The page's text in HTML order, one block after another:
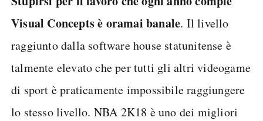
Visual Concepts è oramai banale. Il livello
raggiunto dalla software house statunitense è
talmente elevato che per tutti gli altri videogame
di sport è praticamente impossibile raggiungere
lo stesso livello. NBA 2K18 è uno dei migliori